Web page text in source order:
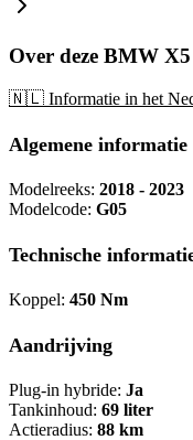
Over deze BMW X5
🇳🇱 Informatie in het
Algemene informatie
Modelreeks: 2018 - 2023
Modelcode: G05
Technische
Koppel: 450 Nm
Aandrijving
Plug-in hybride: Ja
Tankinhoud: 69 liter
Actieradius: 88 km